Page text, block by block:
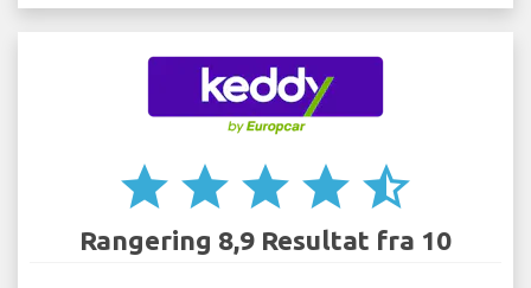
star star star star star_half
Rangering 8,9 Resultat fra 10